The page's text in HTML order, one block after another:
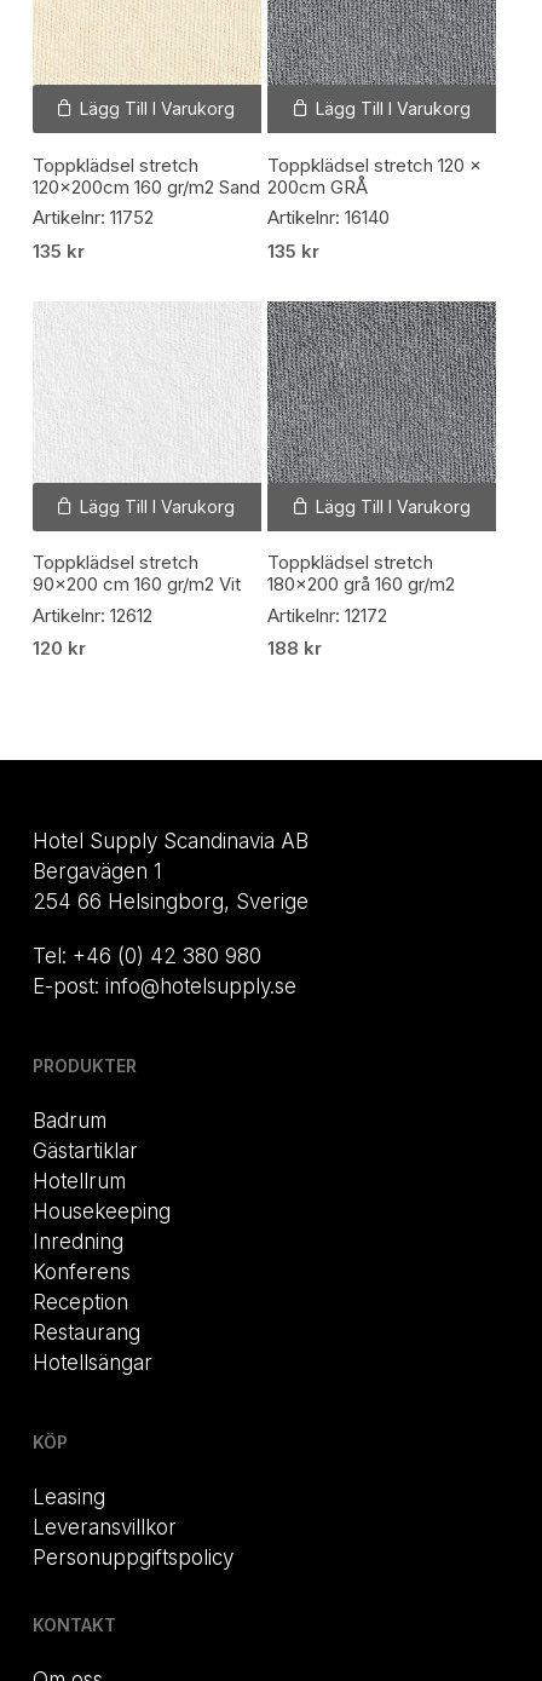
Lägg Till I Varukorg
Toppklädsel stretch
120x200cm 160 gr/m2 Sand
Artikelnr: 11752
135 kr
Lägg Till I Varukorg
Toppklädsel stretch 120 x
200cm GRÅ
Artikelnr: 16140
135 kr
Lägg Till I Varukorg
Toppklädsel stretch
90×200 cm 160 gr/m2 Vit
Artikelnr: 12612
120 kr
Lägg Till I Varukorg
Toppklädsel stretch
180×200 grå 160 gr/m2
Artikelnr: 12172
188 kr
Hotel Supply Scandinavia AB
Bergavägen 1
254 66 Helsingborg, Sverige
Tel: +46 (0) 42 380 980
E-post: info@hotelsupply.se
PRODUKTER
Badrum
Gästartiklar
Hotellrum
Housekeeping
Inredning
Konferens
Reception
Restaurang
Hotellsängar
KÖP
Leasing
Leveransvillkor
Personuppgiftspolicy
KONTAKT